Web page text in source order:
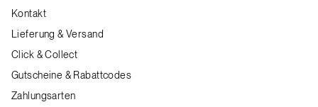
Kontakt
Lieferung & Versand
Click & Collect
Gutscheine & Rabattcodes
Zahlungsarten